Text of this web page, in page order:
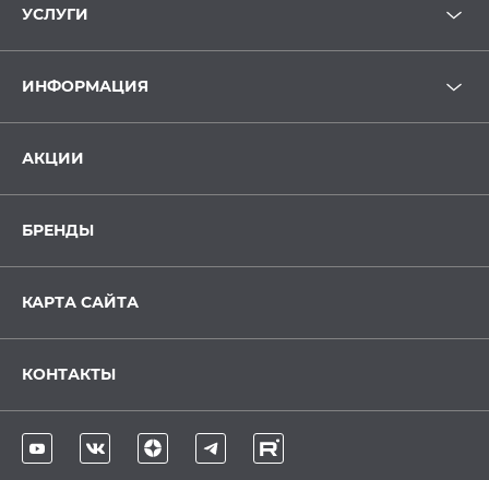
УСЛУГИ
ИНФОРМАЦИЯ
АКЦИИ
БРЕНДЫ
КАРТА САЙТА
КОНТАКТЫ